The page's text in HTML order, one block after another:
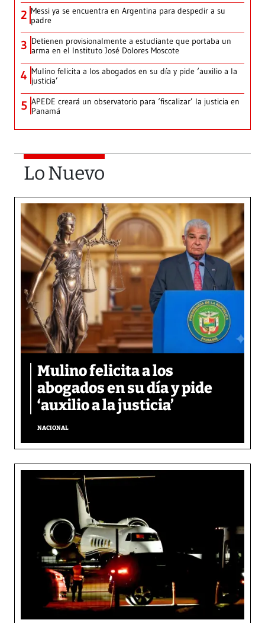
2 Messi ya se encuentra en Argentina para despedir a su
padre
3 Detienen provisionalmente a estudiante que portaba un
arma en el Instituto José Dolores Moscote
4 Mulino felicita a los abogados en su día y pide ‘auxilio a la
justicia’
5 APEDE creará un observatorio para ‘fiscalizar’ la justicia en
Panamá
Lo Nuevo
Mulino felicita a los
abogados en su día y pide
‘auxilio a la justicia’
NACIONAL